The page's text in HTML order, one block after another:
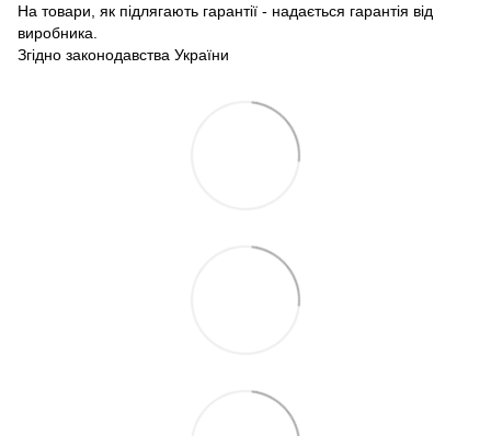
На товари, як підлягають гарантії - надається гарантія від
виробника.
Згідно законодавства України